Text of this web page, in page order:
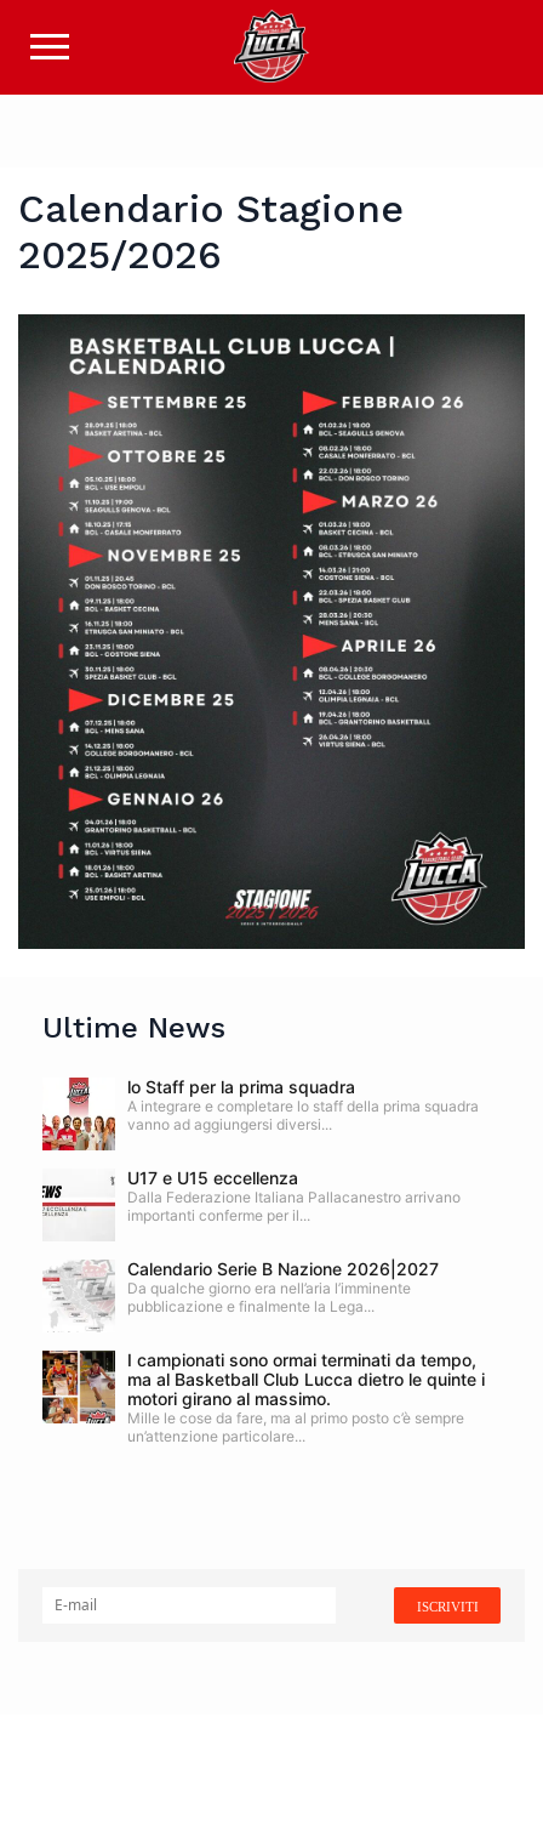
Calendario Stagione
2025/2026
Ultime News
lo Staff per la prima squadra
A integrare e completare lo staff della prima squadra
vanno ad aggiungersi diversi...
U17 e U15 eccellenza
Dalla Federazione Italiana Pallacanestro arrivano
importanti conferme per il...
Calendario Serie B Nazione 2026|2027
Da qualche giorno era nell’aria l’imminente
pubblicazione e finalmente la Lega...
I campionati sono ormai terminati da tempo,
ma al Basketball Club Lucca dietro le quinte i
motori girano al massimo.
Mille le cose da fare, ma al primo posto c’è sempre
un’attenzione particolare...